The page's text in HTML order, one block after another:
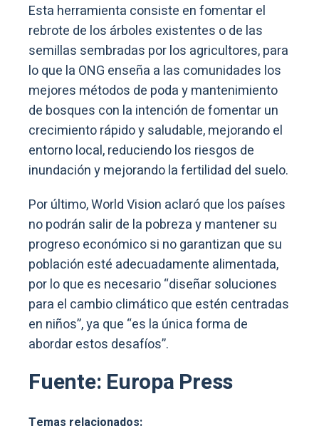
Esta herramienta consiste en fomentar el
rebrote de los árboles existentes o de las
semillas sembradas por los agricultores, para
lo que la ONG enseña a las comunidades los
mejores métodos de poda y mantenimiento
de bosques con la intención de fomentar un
crecimiento rápido y saludable, mejorando el
entorno local, reduciendo los riesgos de
inundación y mejorando la fertilidad del suelo.
Por último, World Vision aclaró que los países
no podrán salir de la pobreza y mantener su
progreso económico si no garantizan que su
población esté adecuadamente alimentada,
por lo que es necesario “diseñar soluciones
para el cambio climático que estén centradas
en niños”, ya que “es la única forma de
abordar estos desafíos”.
Fuente: Europa Press
Temas relacionados: